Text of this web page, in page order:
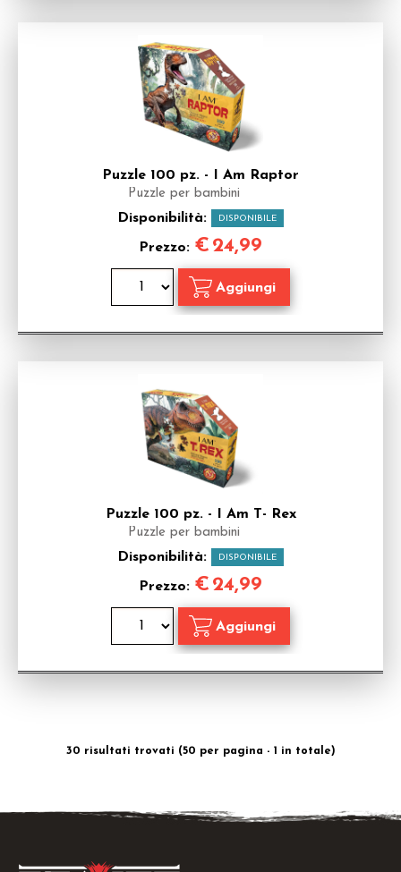
Puzzle 100 pz. - I Am Raptor
Puzzle per bambini
Disponibilità: DISPONIBILE
Prezzo: € 24,99
Puzzle 100 pz. - I Am T- Rex
Puzzle per bambini
Disponibilità: DISPONIBILE
Prezzo: € 24,99
30 risultati trovati (50 per pagina - 1 in totale)